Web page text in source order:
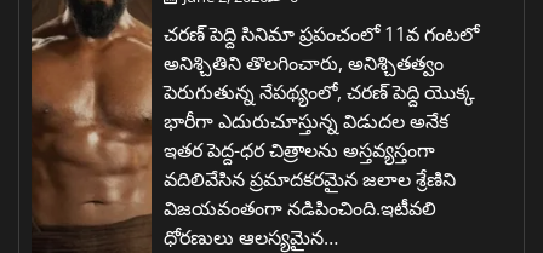
చరణ్ పెద్ది సినిమా ప్రపంచంలో 11వ గంటలో
అనిశ్చితిని తొలగించారు, అనిశ్చితత్వం
పెరుగుతున్న నేపథ్యంలో, చరణ్ పెద్ది యొక్క
భారీగా ఎదురుచూస్తున్న విడుదల అనేక
ఇతర పెద్ద-ధర చిత్రాలను అస్తవ్యస్తంగా
వదిలివేసిన ప్రమాదకరమైన జలాల శ్రేణిని
విజయవంతంగా నడిపించింది.ఇటీవలి
ధోరణులు ఆలస్యమైన…